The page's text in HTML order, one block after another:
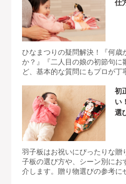
ひなまつりの疑問解決！『何歳
か？』『二人目の娘の初節句に
ど、基本的な質問にもプロが丁
初
い
選
羽子板はお祝いにぴったりな贈
子板の選び方や、シーン別にお
介します。贈り物選びの参考に